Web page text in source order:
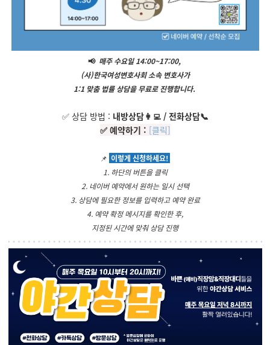
📢 매주 수요일 14:00~17:00,
(사)한국여성변호사회 소속 변호사가
1:1 맞춤 법률 상담을 무료로 진행합니다.
✅ 상담 방법 : 내방상담👩‍💻 / 전화상담📞
✅ 예약하기 : [클릭]
📌 이렇게 신청하세요!
1. 하단의 버튼을 클릭
2. 네이버 예약에서 원하는 일시 선택
3. 상담에 필요한 정보를 입력하고 예약 완료
4. 예약 확정 메시지를 확인한 후,
지정된 시간에 맞춰 상담 진행